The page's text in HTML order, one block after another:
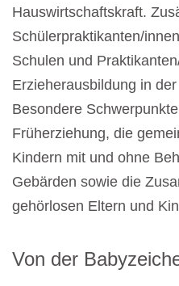
Hauswirtschaftskraft.
Schülerpraktikanten/
Schulen und
Erzieherausbildung in
Besondere
Früherziehung, die
Kindern mit und ohne
Gebärden sowie die
gehörlosen Eltern und
Von der